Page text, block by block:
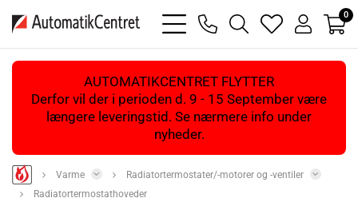
bars
light
phone
magnifying
glass
heart
light
user
light
0
AUTOMATIKCENTRET FLYTTER
Derfor vil der i perioden d. 9 - 15 September være
længere leveringstid. Se nærmere info under
nyheder.
Varme
Radiatortermostater/-motorer og -ventiler
Radiatortermostathoveder